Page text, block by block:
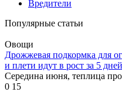
Вредители
Популярные статьи
Овощи
Дрожжевая подкормка для
и плети идут в рост за 5 дней
Середина июня, теплица
0 15